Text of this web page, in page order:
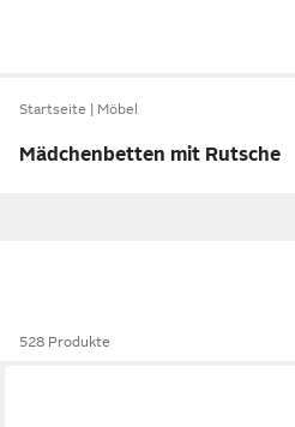
Startseite Möbel
Mädchenbetten mit Rutsche
528 Produkte